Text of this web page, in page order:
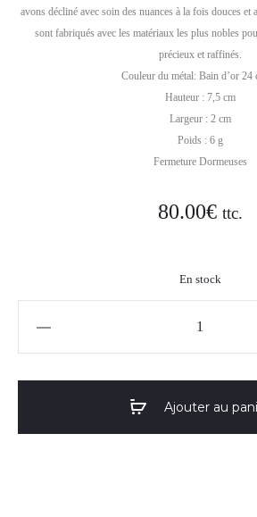
avons décliné avec soin des nuances à la fois douces
sont fabriqués avec les matériaux les plus nobles
précieux et raffinés.
Couleur du métal: Bain d’or 24
Hauteur : 7,5 cm
Largeur : 2 cm
Poids : 6 g
Fermeture Dormeuses
80.00€ ttc.
En stock
Ajouter au